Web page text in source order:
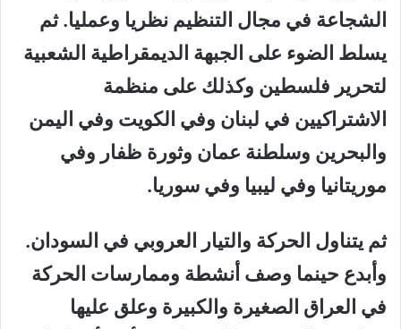
الشجاعة في مجال التنظيم نظريا وعمليا. ثم
يسلط الضوء على الجبهة الديمقراطية الشعبية
لتحرير فلسطين وكذلك على منظمة
الاشتراكيين في لبنان وفي الكويت وفي اليمن
والبحرين وسلطنة عمان وثورة ظفار وفي
موريتانيا وفي ليبيا وفي سوريا.
ثم يتناول الحركة والتيار العروبي في السودان.
وأبدع حينما وصف أنشطة وممارسات الحركة
في العراق الصغيرة والكبيرة وعلق عليها